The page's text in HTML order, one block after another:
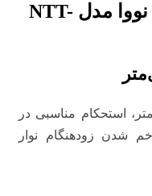
ویژگی‌های متر 5.5 متری نووا مدل NTT-
مقاوم با عرض 25 میلی‌متر، استحکام مناسبی در
شدن زودهنگام نوار